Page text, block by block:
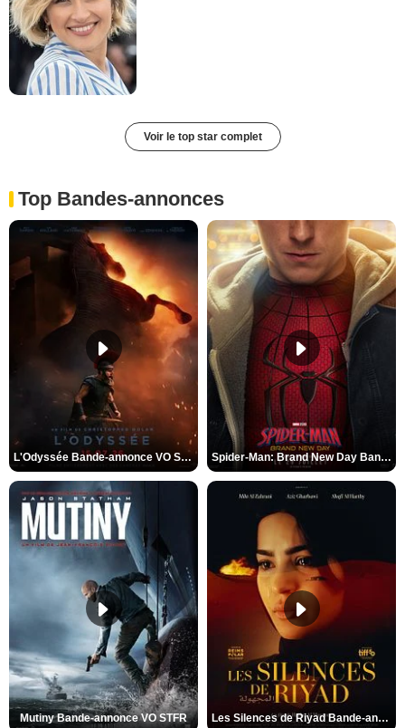
Voir le top star complet
Top Bandes-annonces
L'Odyssée Bande-annonce VO STFR Spider-Man: Brand New Day Bande-annonce VO STFR
Mutiny Bande-annonce VO STFR Les Silences de Riyad Bande-annonce VO STFR